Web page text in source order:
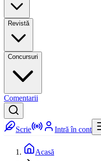
Revistă
Concursuri
Comentarii
Scrie Intră în cont
Acasă